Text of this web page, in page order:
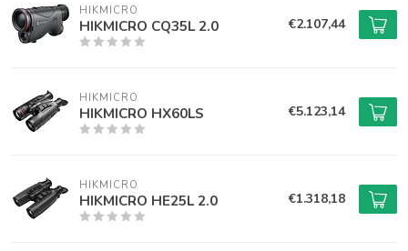
HIKMICRO
HIKMICRO CQ35L 2.0 €2.107,44
HIKMICRO
HIKMICRO HX60LS €5.123,14
HIKMICRO
HIKMICRO HE25L 2.0 €1.318,18